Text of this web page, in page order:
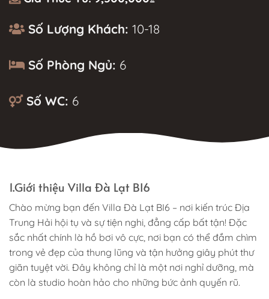
Số Lượng Khách: 10-18
Số Phòng Ngủ: 6
Số WC: 6
1.Giới thiệu Villa Đà Lạt BI6
Chào mừng bạn đến Villa Đà Lạt BI6 – nơi kiến trúc Địa
Trung Hải hội tụ và sự tiện nghi, đẳng cấp bất tận! Đặc
sắc nhất chính là hồ bơi vô cực, nơi bạn có thể đắm chìm
trong vẻ đẹp của thung lũng và tận hưởng giây phút thư
giãn tuyệt vời. Đây không chỉ là một nơi nghỉ dưỡng, mà
còn là studio hoàn hảo cho những bức ảnh quyến rũ.